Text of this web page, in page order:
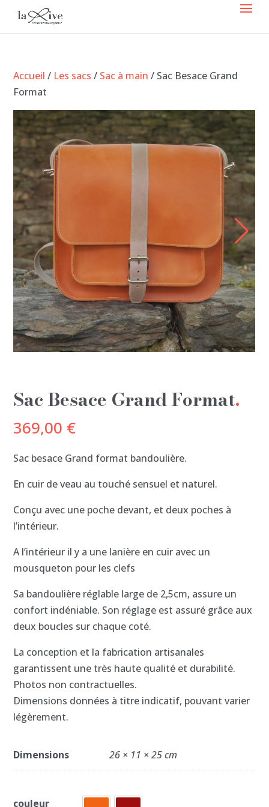
Accueil / Les sacs / Sac à main / Sac Besace Grand
Format
Sac Besace Grand Format
369,00 €
Sac besace Grand format bandoulière.
En cuir de veau au touché sensuel et naturel.
Conçu avec une poche devant, et deux poches à
l’intérieur.
A l’intérieur il y a une lanière en cuir avec un
mousqueton pour les clefs
Sa bandoulière réglable large de 2,5cm, assure un
confort indéniable. Son réglage est assuré grâce aux
deux boucles sur chaque coté.
La conception et la fabrication artisanales
garantissent une très haute qualité et durabilité.
Photos non contractuelles.
Dimensions données à titre indicatif, pouvant varier
légèrement.
Dimensions 26 × 11 × 25 cm
couleur